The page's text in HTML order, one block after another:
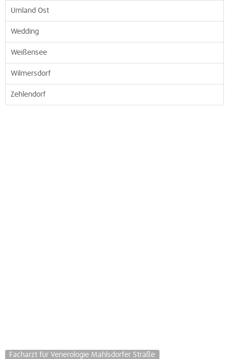
Umland Ost
Wedding
Weißensee
Wilmersdorf
Zehlendorf
Facharzt für Venerologie Mahlsdorfer Straße